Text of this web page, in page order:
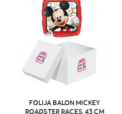
FOLIJA BALON MICKEY
ROADSTER RACES, 43 CM